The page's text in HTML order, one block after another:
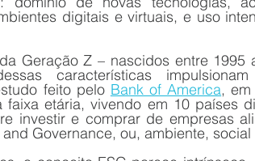
digitais e virtuais, e uso
Geração Z – nascidos entre 1995
características
feito pelo Bank of America, em
faixa etária, vivendo em 10 países
investir e comprar de empresas
Governance, ou, ambiente,